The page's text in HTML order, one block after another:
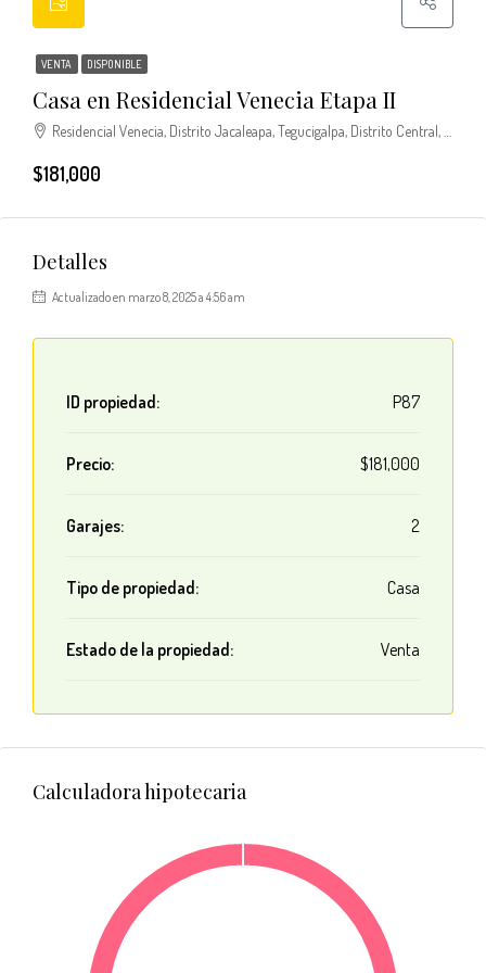
VENTA DISPONIBLE
Casa en Residencial Venecia Etapa II
Residencial Venecia, Distrito Jacaleapa, Tegucigalpa, Distrito Central, Francisco Morazán, Honduras
$181,000
Detalles
Actualizado en marzo 8, 2025 a 4:56 am
ID propiedad: P87
Precio: $181,000
Garajes: 2
Tipo de propiedad: Casa
Estado de la propiedad: Venta
Calculadora hipotecaria